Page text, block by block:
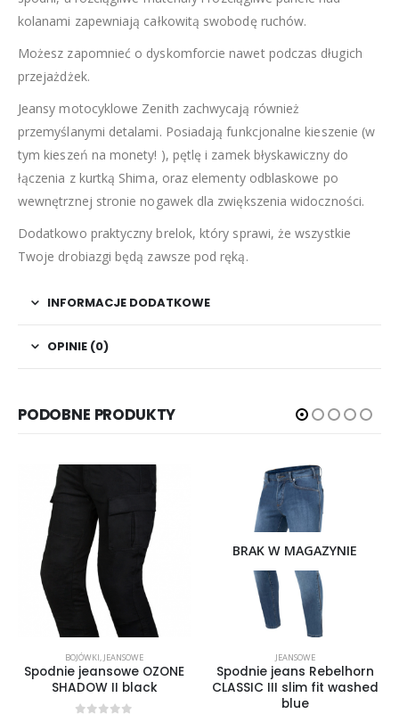
kolanami zapewniają całkowitą swobodę ruchów.
Możesz zapomnieć o dyskomforcie nawet podczas długich
przejażdżek.
Jeansy motocyklowe Zenith zachwycają również
przemyślanymi detalami. Posiadają funkcjonalne kieszenie (w
tym kieszeń na monety! ), pętlę i zamek błyskawiczny do
łączenia z kurtką Shima, oraz elementy odblaskowe po
wewnętrznej stronie nogawek dla zwiększenia widoczności.
Dodatkowo praktyczny brelok, który sprawi, że wszystkie
Twoje drobiazgi będą zawsze pod ręką.
INFORMACJE DODATKOWE
OPINIE (0)
PODOBNE PRODUKTY
BOJÓWKI, JEANSOWE
Spodnie jeansowe OZONE
SHADOW II black
BRAK W MAGAZYNIE
JEANSOWE
Spodnie jeans Rebelhorn
CLASSIC III slim fit washed
blue